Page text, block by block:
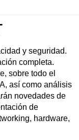
y seguridad.
completa.
sobre todo el
así como análisis
novedades de
de
hardware,